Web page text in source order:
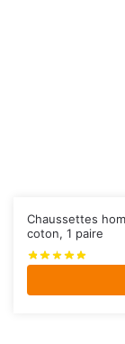
Chaussettes
coton, 1 paire